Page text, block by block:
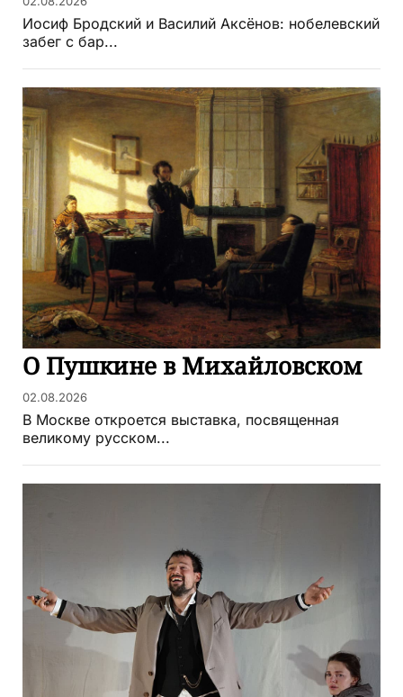
Иосиф Бродский и Василий Аксёнов: нобелевский
забег с бар...
О Пушкине в Михайловском
02.08.2026
В Москве откроется выставка, посвященная
великому русском...